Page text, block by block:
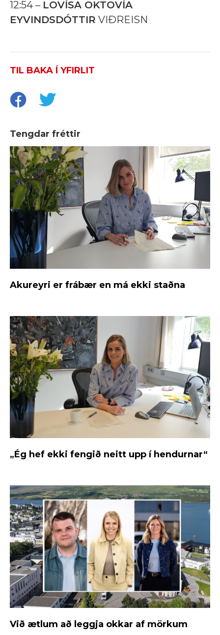
12:54 – LOVÍSA OKTOVÍA
EYVINDSDÓTTIR VIÐREISN
TIL BAKA Í YFIRLIT
Tengdar fréttir
Akureyri er frábær en má ekki staðna
„Ég hef ekki fengið neitt upp í hendurnar“
Við ætlum að leggja okkar af mörkum